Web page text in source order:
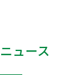
ニュース